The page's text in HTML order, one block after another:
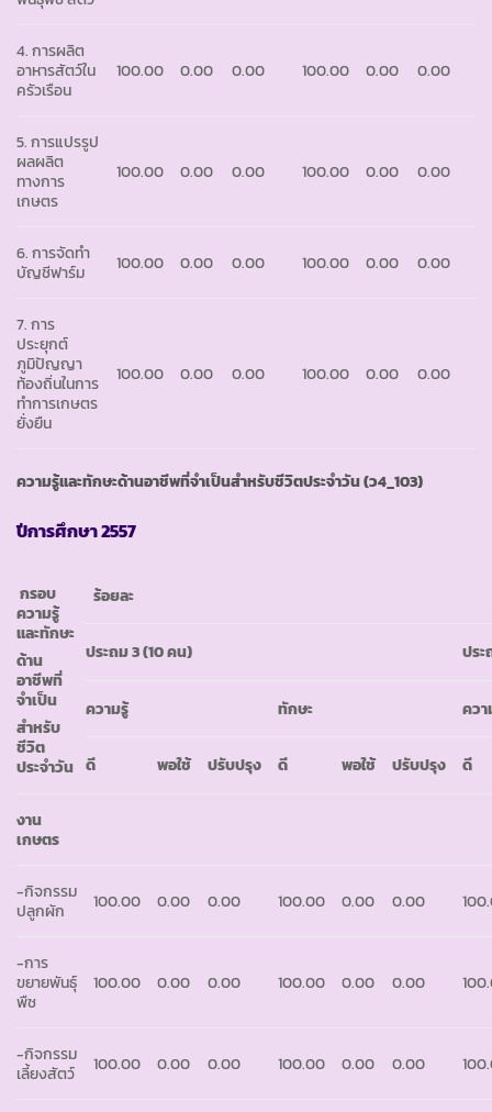
4. การผลิต
อาหารสัตว์ใน
ครัวเรือน
100.00 0.00 0.00 100.00 0.00 0.00
5. การแปรรูป
ผลผลิต
ทางการ
เกษตร
100.00 0.00 0.00 100.00 0.00 0.00
6. การจัดทำ
บัญชีฟาร์ม
100.00 0.00 0.00 100.00 0.00 0.00
7. การ
ประยุกต์
ภูมิปัญญา
ท้องถิ่นในการ
ทำการเกษตร
ยั่งยืน
100.00 0.00 0.00 100.00 0.00 0.00
ความรู้และทักษะด้านอาชีพที่จำเป็นสำหรับชีวิตประจำวัน(ว4_103)
ปีการศึกษา2557
กรอบ
ความรู้
และทักษะ
ด้าน
อาชีพที่
จำเป็น
สำหรับ
ชีวิต
ประจำวัน
ร้อยละ
ประถม3 (10 คน) ปร
ความรู้ ทักษะ คว
ดี พอใช้ ปรับปรุง ดี พอใช้ ปรับปรุง ดี
งาน
เกษตร
-กิจกรรม
ปลูกผัก
100.00 0.00 0.00 100.00 0.00 0.00
-การ
ขยายพันธุ์
พืช
100.00 0.00 0.00 100.00 0.00 0.00
-กิจกรรม
เลี้ยงสัตว์
100.00 0.00 0.00 100.00 0.00 0.00